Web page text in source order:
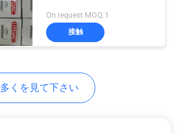
On request MOQ:1
接触
多くを見て下さい